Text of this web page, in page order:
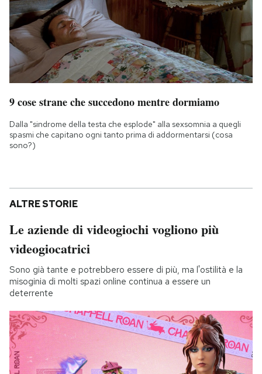
9 cose strane che succedono mentre dormiamo
Dalla "sindrome della testa che esplode" alla sexsomnia a quegli
spasmi che capitano ogni tanto prima di addormentarsi (cosa
sono?)
ALTRE STORIE
Le aziende di videogiochi vogliono più
videogiocatrici
Sono già tante e potrebbero essere di più, ma l'ostilità e la
misoginia di molti spazi online continua a essere un
deterrente